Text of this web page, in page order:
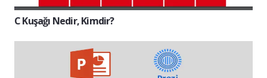
C Kuşağı Nedir, Kimdir?